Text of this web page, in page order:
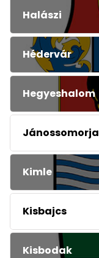
Halászi
Hédervár
Hegyeshalom
Jánossomorja
Kimle
Kisbajcs
Kisbodak